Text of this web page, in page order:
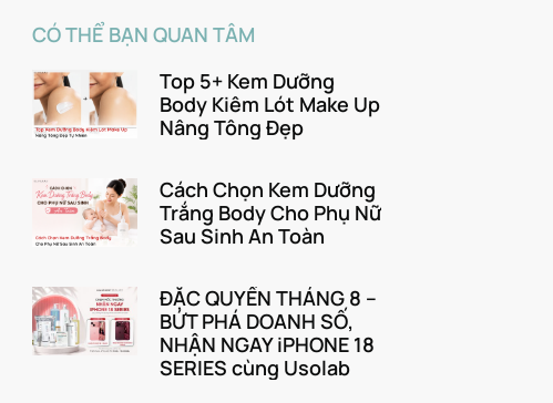
CÓ THỂ BẠN QUAN TÂM
Top 5+ Kem Dưỡng
Body Kiêm Lót Make Up
Nâng Tông Đẹp
Cách Chọn Kem Dưỡng
Trắng Body Cho Phụ Nữ
Sau Sinh An Toàn
ĐẶC QUYỀN THÁNG 8 –
BỨT PHÁ DOANH SỐ,
NHẬN NGAY iPHONE 18
SERIES cùng Usolab